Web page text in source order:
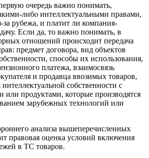
очередь важно понимать,
либо интеллектуальными правами,
за рубежа, и платит ли компания-
Если да, то важно понимать, в
отношений происходит передача
предмет договора, вид объектов
способы их использования,
платежа, взаимосвязь
и продавца ввозимых товаров,
интеллектуальной собственности с
или продуктами, которые производятся
зарубежных технологий или
анализа вышеперечисленных
правовая оценка условий включения
в ТС товаров.